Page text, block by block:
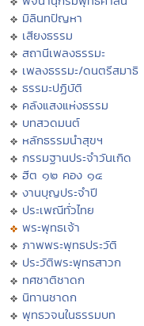
มิลินทปัญหา
เสียงธรรม
สถานีเพลงธรรมะ
เพลงธรรมะ/ดนตรีสมาธิ
ธรรมะปฏิบัติ
คลังแสงแห่งธรรม
บทสวดมนต์
หลักธรรมนำสุขฯ
กรรมฐานประจำวันเกิด
ฮีต ๑๒ คอง ๑๔
งานบุญประจำปี
ประเพณีทั่วไทย
พระพุทธเจ้า
ภาพพระพุทธประวัติ
ประวัติพระพุทธสาวก
ทศชาติชาดก
นิทานชาดก
พุทธวจนในธรรมบท